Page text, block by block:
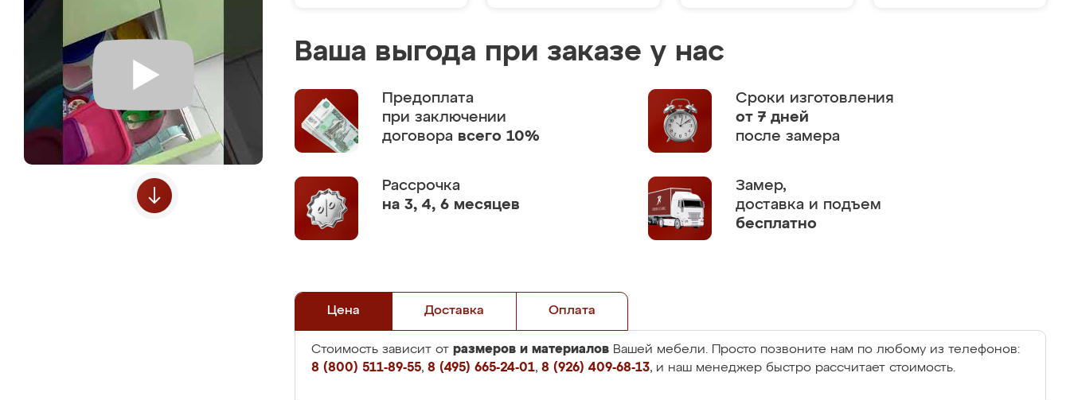
Ваша выгода при заказе у нас
Предоплата
при заключении
договора всего 10%
Сроки изготовления
от 7 дней
после замера
Рассрочка
на 3, 4, 6 месяцев
Замер,
доставка и подъем
бесплатно
Цена Доставка Оплата
Стоимость зависит от размеров и материалов Вашей мебели. Просто позвоните нам по любому из телефонов:
8 (800) 511-89-55, 8 (495) 665-24-01, 8 (926) 409-68-13, и наш менеджер быстро рассчитает стоимость.